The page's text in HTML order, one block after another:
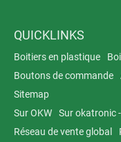
QUICKLINKS
Boitiers en plastique
Boutons de commande
Sitemap
Sur OKW
Sur okatronic
Réseau de vente global